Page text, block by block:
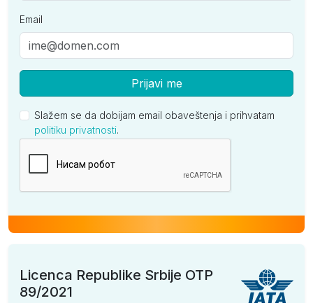
Email
Prijavi me
Slažem se da dobijam email obaveštenja i prihvatam
politiku privatnosti.
Licenca Republike Srbije OTP
89/2021